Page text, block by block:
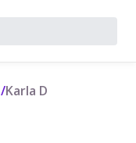
/Karla D